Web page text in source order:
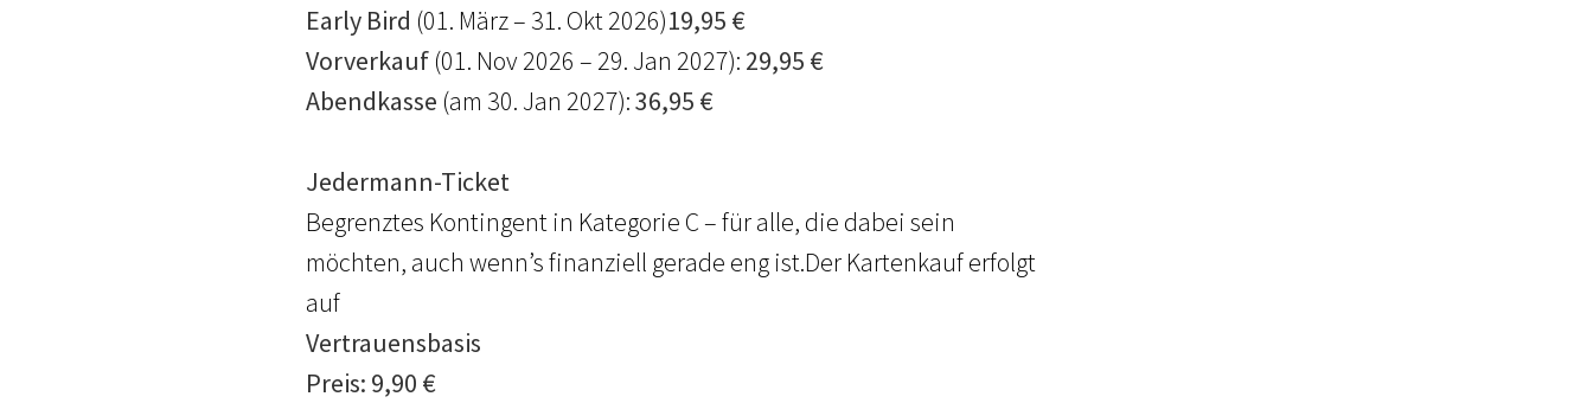
Early Bird (01. März – 31. Okt 2026)19,95 €
Vorverkauf (01. Nov 2026 – 29. Jan 2027): 29,95 €
Abendkasse (am 30. Jan 2027):36,95 €
Jedermann-Ticket
Begrenztes Kontingent in Kategorie C – für alle, die dabei sein
möchten, auch wenn’s finanziell gerade eng ist.Der Kartenkauf erfolgt
auf
Vertrauensbasis
Preis: 9,90 €